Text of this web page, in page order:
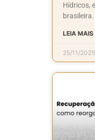
Hídricos,
brasileira.
LEIA MAIS
25/11/2025